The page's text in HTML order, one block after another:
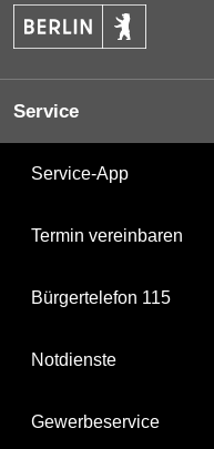
Service
Service-App
Termin vereinbaren
Bürgertelefon 115
Notdienste
Gewerbeservice